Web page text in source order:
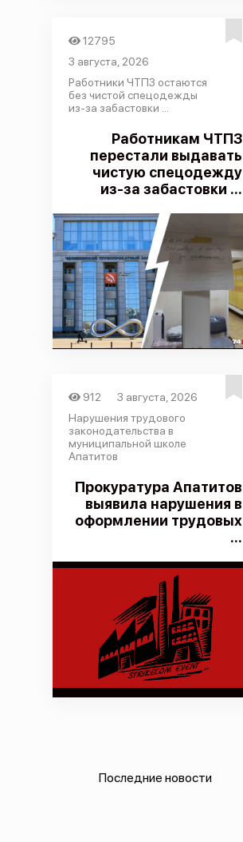
12795
3 августа, 2026
Работники ЧТПЗ остаются
без чистой спецодежды
из-за забастовки ...
Работникам ЧТПЗ
перестали выдавать
чистую спецодежду
из-за забастовки ...
912
3 августа, 2026
Нарушения трудового
законодательства в
муниципальной школе
Апатитов
Прокуратура Апатитов
выявила нарушения в
оформлении трудовых
...
Последние новости